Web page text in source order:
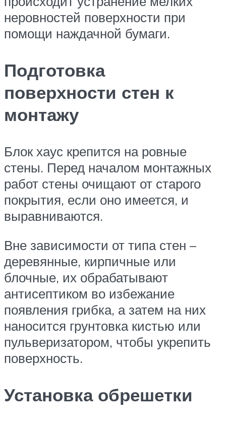
неровностей поверхности при
помощи наждачной бумаги.
Подготовка
поверхности стен к
монтажу
Блок хаус крепится на ровные
стены. Перед началом монтажных
работ стены очищают от старого
покрытия, если оно имеется, и
выравниваются.
Вне зависимости от типа стен –
деревянные, кирпичные или
блочные, их обрабатывают
антисептиком во избежание
появления грибка, а затем на них
наносится грунтовка кистью или
пульверизатором, чтобы укрепить
поверхность.
Установка обрешетки